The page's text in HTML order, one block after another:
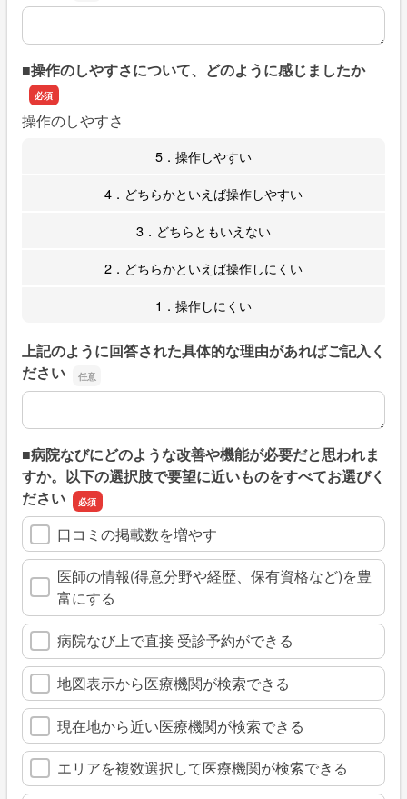
上記のように回答された具体的な理由があればご記入くだ
■操作のしやすさについて、どのように感じましたか
操作のしやすさ
5．操作しやすい
4．どちらかといえば操作しやすい
3．どちらともいえない
2．どちらかといえば操作しにくい
1．操作しにくい
上記のように回答された具体的な理由があればご記入く
ださい
上記のように回答された具体的な理由があればご記入くだ
■病院なびにどのような改善や機能が必要だと思われま
すか。以下の選択肢で要望に近いものをすべてお選びく
ださい
口コミの掲載数を増やす
医師の情報(得意分野や経歴、保有資格など)を豊
富にする
病院なび上で直接 受診予約ができる
地図表示から医療機関が検索できる
現在地から近い医療機関が検索できる
エリアを複数選択して医療機関が検索できる